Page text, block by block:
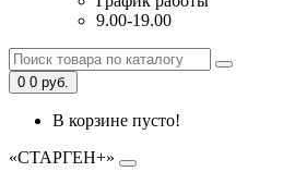
9.00-19.00
0 0 руб.
В корзине пусто!
«СТАРГЕН+»